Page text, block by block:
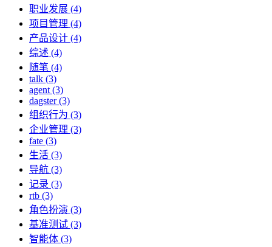
职业发展 (4)
项目管理 (4)
产品设计 (4)
综述 (4)
随笔 (4)
talk (3)
agent (3)
dagster (3)
组织行为 (3)
企业管理 (3)
fate (3)
生活 (3)
导航 (3)
记录 (3)
rtb (3)
角色扮演 (3)
基准测试 (3)
智能体 (3)